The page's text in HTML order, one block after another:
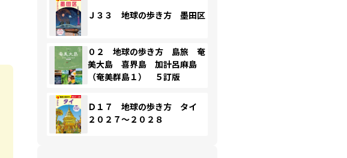
Ｊ３３ 地球の歩き方 墨田区
０２ 地球の歩き方 島旅 奄
美大島 喜界島 加計呂麻島
（奄美群島１） ５訂版
Ｄ１７ 地球の歩き方 タイ
２０２７～２０２８